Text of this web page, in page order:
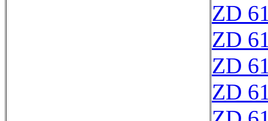
ZD
ZD
ZD
ZD